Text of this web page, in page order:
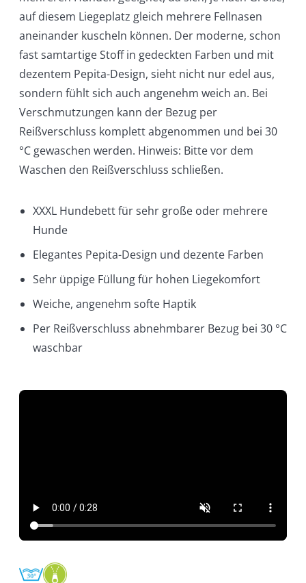
auf diesem Liegeplatz gleich mehrere Fellnasen
aneinander kuscheln können. Der moderne, schon
fast samtartige Stoff in gedeckten Farben und mit
dezentem Pepita-Design, sieht nicht nur edel aus,
sondern fühlt sich auch angenehm weich an. Bei
Verschmutzungen kann der Bezug per
Reißverschluss komplett abgenommen und bei 30
°C gewaschen werden. Hinweis: Bitte vor dem
Waschen den Reißverschluss schließen.
XXXL Hundebett für sehr große oder mehrere
Hunde
Elegantes Pepita-Design und dezente Farben
Sehr üppige Füllung für hohen Liegekomfort
Weiche, angenehm softe Haptik
Per Reißverschluss abnehmbarer Bezug bei 30 °C
waschbar